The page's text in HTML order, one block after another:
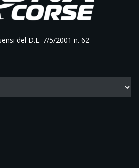
del D.L. 7/5/2001 n. 62